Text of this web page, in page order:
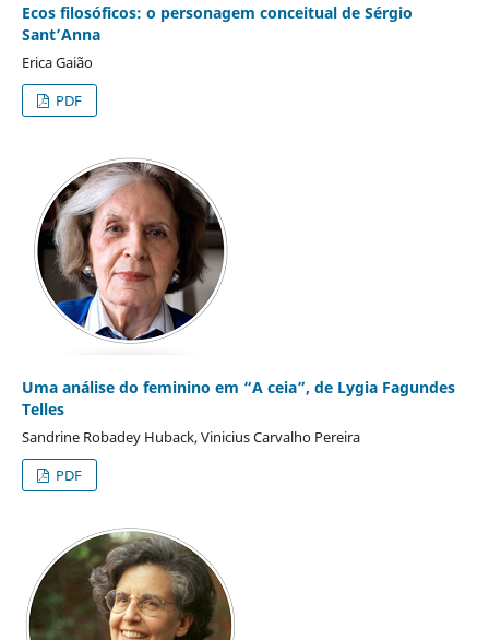
Ecos filosóficos: o personagem conceitual de Sérgio
Sant’Anna
Erica Gaião
PDF
Uma análise do feminino em “A ceia”, de Lygia Fagundes
Telles
Sandrine Robadey Huback, Vinicius Carvalho Pereira
PDF